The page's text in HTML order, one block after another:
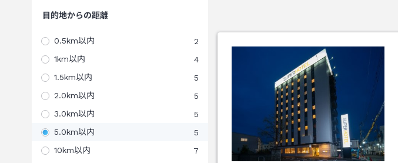
目的地からの距離
0.5km以内
2
1km以内
4
1.5km以内
5
2.0km以内
5
3.0km以内
5
5.0km以内
5
10km以内
7